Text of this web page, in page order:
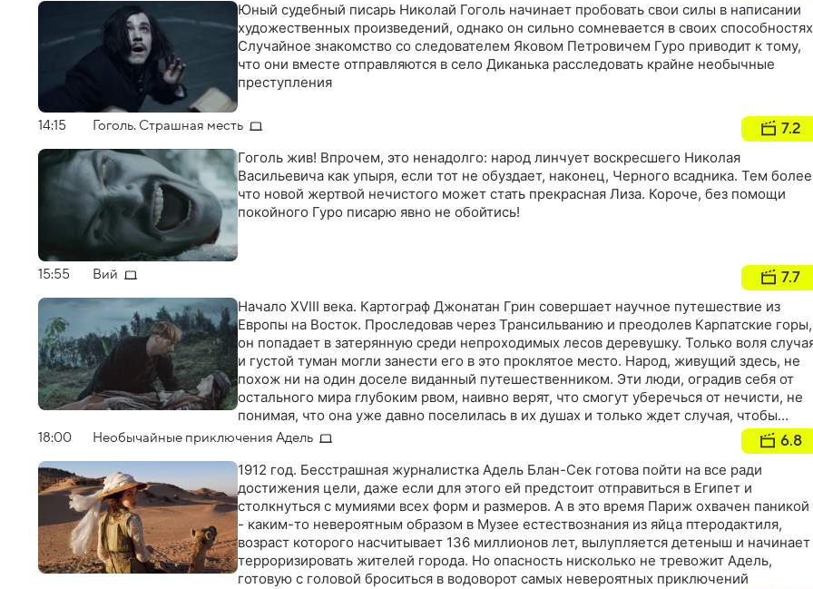
Юный судебный писарь Николай Гоголь начинает пробовать свои силы в написании
художественных произведений, однако он сильно сомневается в своих
Случайное знакомство со следователем Яковом Петровичем Гуро приводит к тому,
что они вместе отправляются в село Диканька расследовать крайне необычные
преступления
14:15 Гоголь. Страшная месть 7.2
Гоголь жив! Впрочем, это ненадолго: народ линчует воскресшего Николая
Васильевича как упыря, если тот не обуздает, наконец, Черного всадника. Тем
что новой жертвой нечистого может стать прекрасная Лиза. Короче, без помощи
покойного Гуро писарю явно не обойтись!
15:55 Вий 7.7
Начало XVIII века. Картограф Джонатан Грин совершает научное путешествие из
Европы на Восток. Проследовав через Трансильванию и преодолев Карпатские горы,
он попадает в затерянную среди непроходимых лесов деревушку. Только воля
и густой туман могли занести его в это проклятое место. Народ, живущий здесь, не
похож ни на один доселе виданный путешественником. Эти люди, оградив себя от
остального мира глубоким рвом, наивно верят, что смогут уберечься от нечисти, не
понимая, что она уже давно поселилась в их душах и только ждет случая, чтобы
вырваться наружу. Даже в страшном сне ученый-материалист не предполагал, что
18:00 Необычайные приключения Адель 6.8
1912 год. Бесстрашная журналистка Адель Блан-Сек готова пойти на все ради
достижения цели, даже если для этого ей предстоит отправиться в Египет и
столкнуться с мумиями всех форм и размеров. А в это время Париж охвачен паникой
- каким-то невероятным образом в Музее естествознания из яйца птеродактиля,
возраст которого насчитывает 136 миллионов лет, вылупляется детеныш и начинает
терроризировать жителей города. Но опасность нисколько не тревожит Адель,
готовую с головой броситься в водоворот самых невероятных приключений